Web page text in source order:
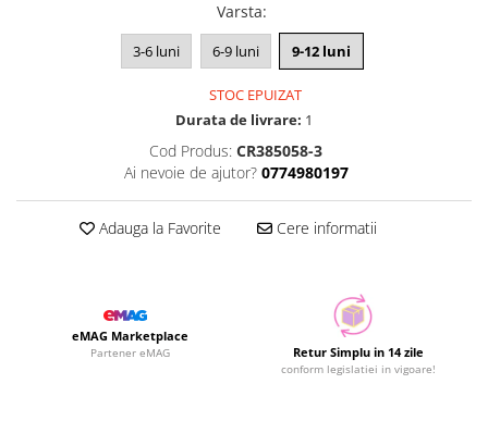
Varsta:
3-6 luni 6-9 luni 9-12 luni
STOC EPUIZAT
Durata de livrare: 1
Cod Produs: CR385058-3
Ai nevoie de ajutor? 0774980197
Adauga la Favorite Cere informatii
eMAG Marketplace
Partener eMAG Retur Simplu in 14 zile
conform legislatiei in vigoare!